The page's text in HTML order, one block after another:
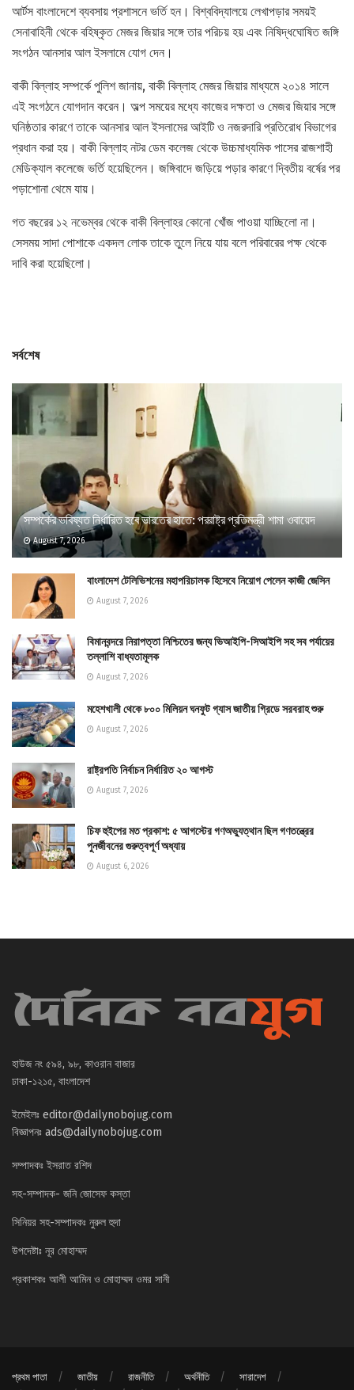
আর্টস বাংলাদেশে ব্যবসায় প্রশাসনে ভর্তি হন। বিশ্ববিদ্যালয়ে লেখাপড়ার সময়ই
সেনাবাহিনী থেকে বহিষ্কৃত মেজর জিয়ার সঙ্গে তার পরিচয় হয় এবং নিষিদ্ধঘোষিত জঙ্গি
সংগঠন আনসার আল ইসলামে যোগ দেন।
বাকী বিল্লাহ সম্পর্কে পুলিশ জানায়, বাকী বিল্লাহ মেজর জিয়ার মাধ্যমে ২০১৪ সালে
এই সংগঠনে যোগদান করেন। অল্প সময়ের মধ্যে কাজের দক্ষতা ও মেজর জিয়ার সঙ্গে
ঘনিষ্ঠতার কারণে তাকে আনসার আল ইসলামের আইটি ও নজরদারি প্রতিরোধ বিভাগের
প্রধান করা হয়। বাকী বিল্লাহ নটর ডেম কলেজ থেকে উচ্চমাধ্যমিক পাসের রাজশাহী
মেডিক্যাল কলেজে ভর্তি হয়েছিলেন। জঙ্গিবাদে জড়িয়ে পড়ার কারণে দ্বিতীয় বর্ষের পর
পড়াশোনা থেমে যায়।
গত বছরের ১২ নভেম্বর থেকে বাকী বিল্লাহর কোনো খোঁজ পাওয়া যাচ্ছিলো না।
সেসময় সাদা পোশাকে একদল লোক তাকে তুলে নিয়ে যায় বলে পরিবারের পক্ষ থেকে
দাবি করা হয়েছিলো।
সর্বশেষ
সম্পর্কের ভবিষ্যত নির্ধারিত হবে ভারতের হাতে: পররাষ্ট্র প্রতিমন্ত্রী শামা ওবায়েদ
August 7, 2026
বাংলাদেশ টেলিভিশনের মহাপরিচালক হিসেবে নিয়োগ পেলেন কাজী জেসিন
August 7, 2026
বিমানবন্দরে নিরাপত্তা নিশ্চিতের জন্য ভিআইপি-সিআইপি সহ সব পর্যায়ের
তল্লাশি বাধ্যতামূলক
August 7, 2026
মহেশখালী থেকে ৮০০ মিলিয়ন ঘনফুট গ্যাস জাতীয় গ্রিডে সরবরাহ শুরু
August 7, 2026
রাষ্ট্রপতি নির্বাচন নির্ধারিত ২০ আগস্ট
August 7, 2026
চিফ হুইপের মত প্রকাশ: ৫ আগস্টের গণঅভ্যুত্থান ছিল গণতন্ত্রের
পুনর্জীবনের গুরুত্বপূর্ণ অধ্যায়
August 6, 2026
হাউজ নং ৫৯৪, ৯৮, কাওরান বাজার
ঢাকা-১২১৫, বাংলাদেশ
ইমেইলঃ editor@dailynobojug.com
বিজ্ঞাপনঃ ads@dailynobojug.com
সম্পাদকঃ ইসরাত রশিদ
সহ-সম্পাদক- জনি জোসেফ কস্তা
সিনিয়র সহ-সম্পাদকঃ নুরুল হুদা
উপদেষ্টাঃ নূর মোহাম্মদ
প্রকাশকঃ আলী আমিন ও মোহাম্মদ ওমর সানী
প্রথম পাতা জাতীয় রাজনীতি অর্থনীতি
সারাদেশ